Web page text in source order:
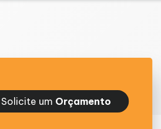
Solicite um Orçamento